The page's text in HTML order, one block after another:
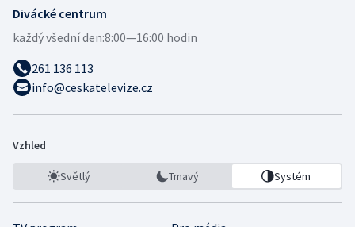
Divácké centrum
každý všední den:8:00—16:00 hodin
261 136 113
info@ceskatelevize.cz
Vzhled
Světlý Tmavý Systém